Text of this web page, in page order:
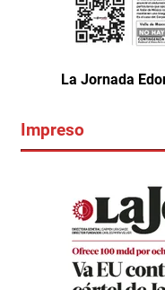
La Jornada
Impreso